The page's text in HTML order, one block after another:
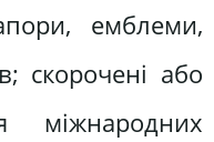
емблеми,
скорочені або
міжнародних